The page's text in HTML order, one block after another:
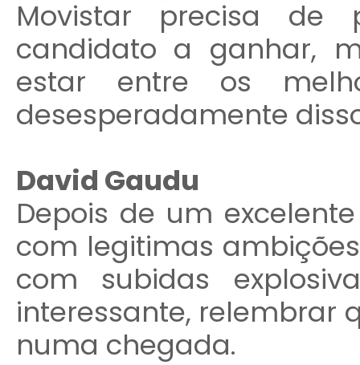
Movistar precisa de
candidato a ganhar,
estar entre os
desesperadamente
David Gaudu
Depois de um
com legitimas
com subidas
interessante, relembrar
numa chegada.